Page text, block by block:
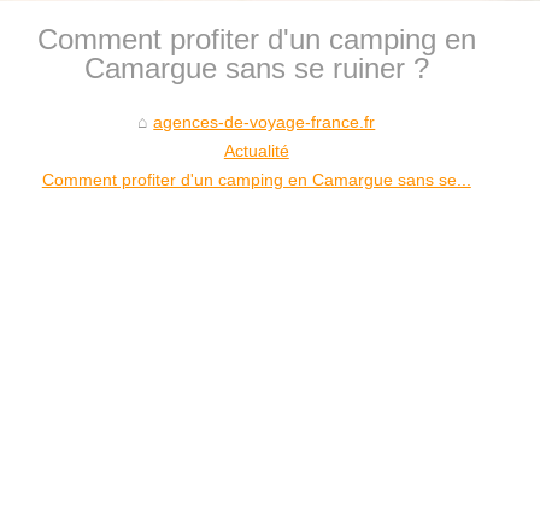
Comment profiter d'un camping en
Camargue sans se ruiner ?
agences-de-voyage-france.fr
Actualité
Comment profiter d'un camping en Camargue sans se...